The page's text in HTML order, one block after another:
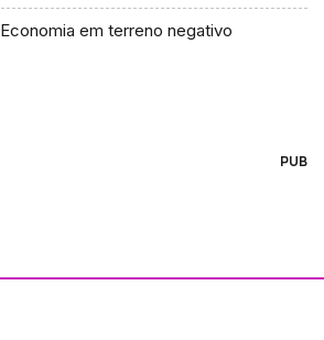
Economia em terreno negativo
PUB